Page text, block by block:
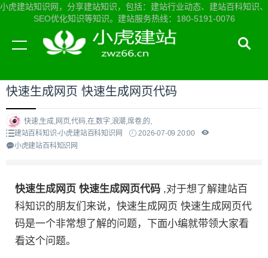
小虎建站知识网，分享建站知识，包括：建站行业动态、建站百科知识、
SEO优化知识等知识。建站服务热线：180-5191-0076
当前位置：小虎建站知识网首页>建站百科知识
快速生成网页 快速生成网页代码
快速,生成,网页,代码,在,数字,浪潮,席卷,的,
建站百科知识-小虎建站百科知识网
2026-07-09 20:00
小虎建站百科知识网
快速生成网页 快速生成网页代码 ,对于想了解建站百
科知识的朋友们来说，快速生成网页 快速生成网页代
码是一个非常想了解的问题，下面小编就带领大家看
看这个问题。